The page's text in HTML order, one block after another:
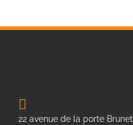
22 avenue de la porte Brunet